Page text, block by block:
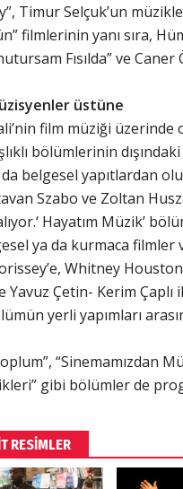
Timur Selçuk’un
filmlerinin yanı sıra,
Fısılda” ve
üstüne
film müziği üzerinde
bölümlerinin
belgesel yapıtlardan
Szabo ve Zoltan
Hayatım Müzik’
ya da kurmaca filmler
Whitney
Yavuz Çetin- Kerim
yerli yapımları
“Sinemamızdan
gibi bölümler de
RESİMLER